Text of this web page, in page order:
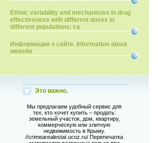
Ethnic variability and mechanisms in drug
effectiveness wtih different doses in
different populations: ca
Информация о сайте. Information about
website
Это важно.
Мы предлагаем удобный сервис для
тех, кто хочет купить – продать:
земельный участок, дом, квартиру,
коммерческую или элитную
недвижимость в Крыму.
//crimearealestat.ucoz.ru/ Перепечатка